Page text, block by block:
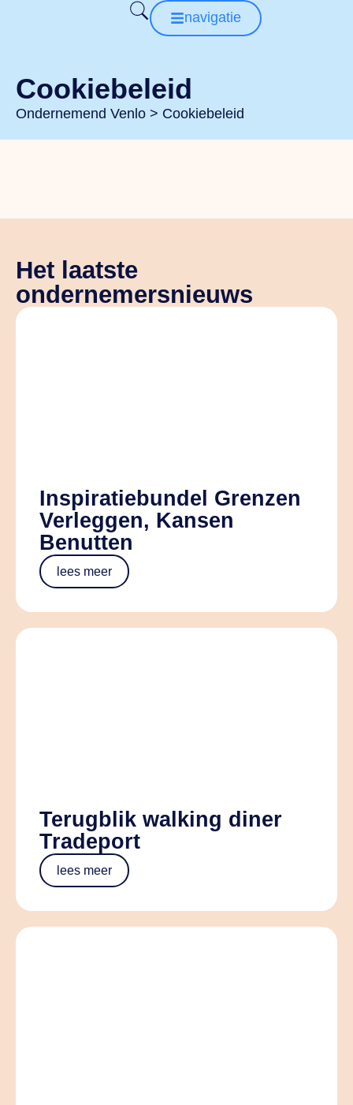
navigatie
Cookiebeleid
Ondernemend Venlo > Cookiebeleid
Het laatste
ondernemersnieuws
Inspiratiebundel Grenzen
Verleggen, Kansen
Benutten
lees meer
Terugblik walking diner
Tradeport
lees meer